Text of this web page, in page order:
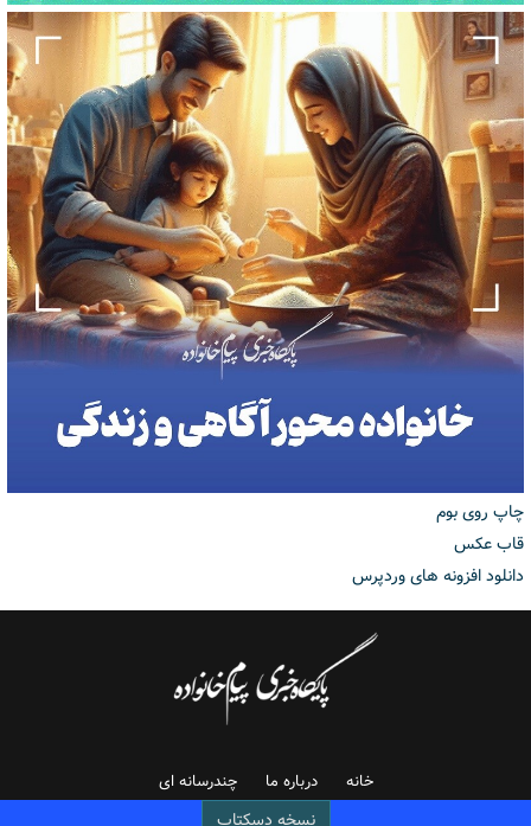
چاپ روی بوم
قاب عکس
دانلود افزونه های وردپرس
خانه درباره ما چندرسانه ای
نسخه دسکتاپ